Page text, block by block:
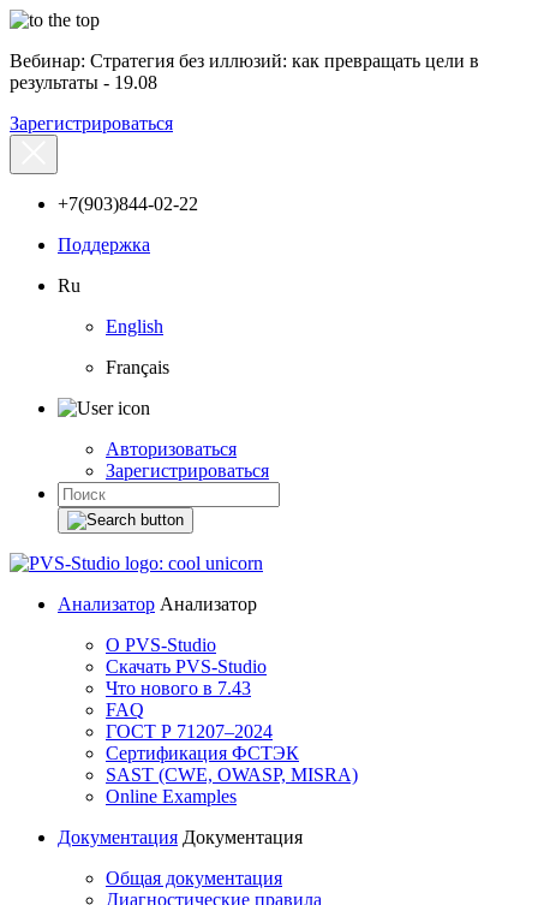
Вебинар: Стратегия без иллюзий: как превращать цели в
результаты - 19.08
Зарегистрироваться
+7(903)844-02-22
Поддержка
Ru
English
Français
Авторизоваться
Зарегистрироваться
Анализатор Анализатор
О PVS-Studio
Скачать PVS-Studio
Что нового в 7.43
FAQ
ГОСТ Р 71207–2024
Сертификация ФСТЭК
SAST (CWE, OWASP, MISRA)
Online Examples
Документация Документация
Общая документация
Диагностические правила